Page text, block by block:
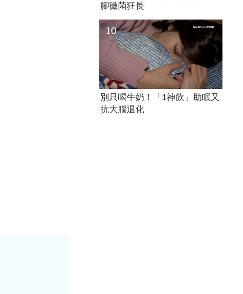
腳黴菌狂長
別只喝牛奶！「1神飲」助眠又
抗大腦退化